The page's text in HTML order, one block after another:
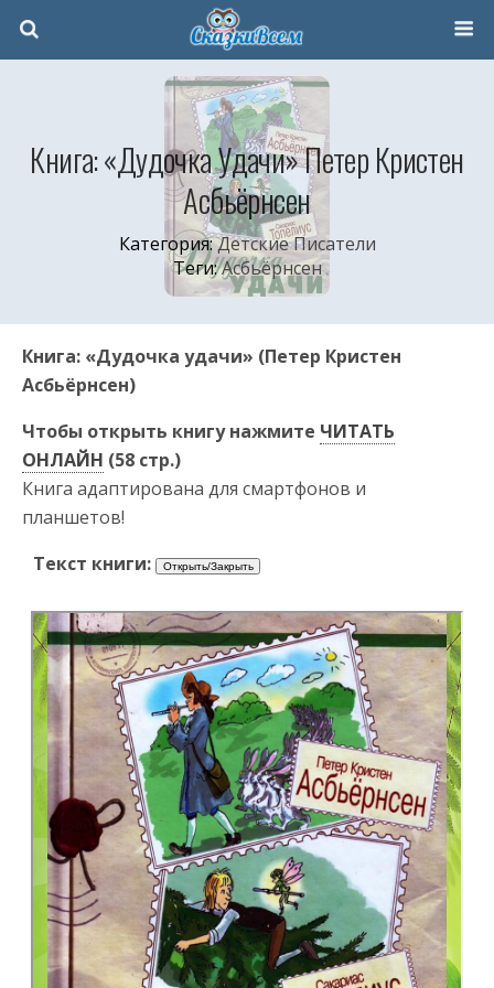
Книга: «Дудочка Удачи» Петер Кристен
Асбьёрнсен
Категория:Детские Писатели
Теги:Асбьёрнсен
Книга: «Дудочка удачи» (Петер Кристен
Асбьёрнсен)
Чтобы открыть книгу нажмите ЧИТАТЬ
ОНЛАЙН (58 стр.)
Книга адаптирована для смартфонов и
планшетов!
Текст книги: